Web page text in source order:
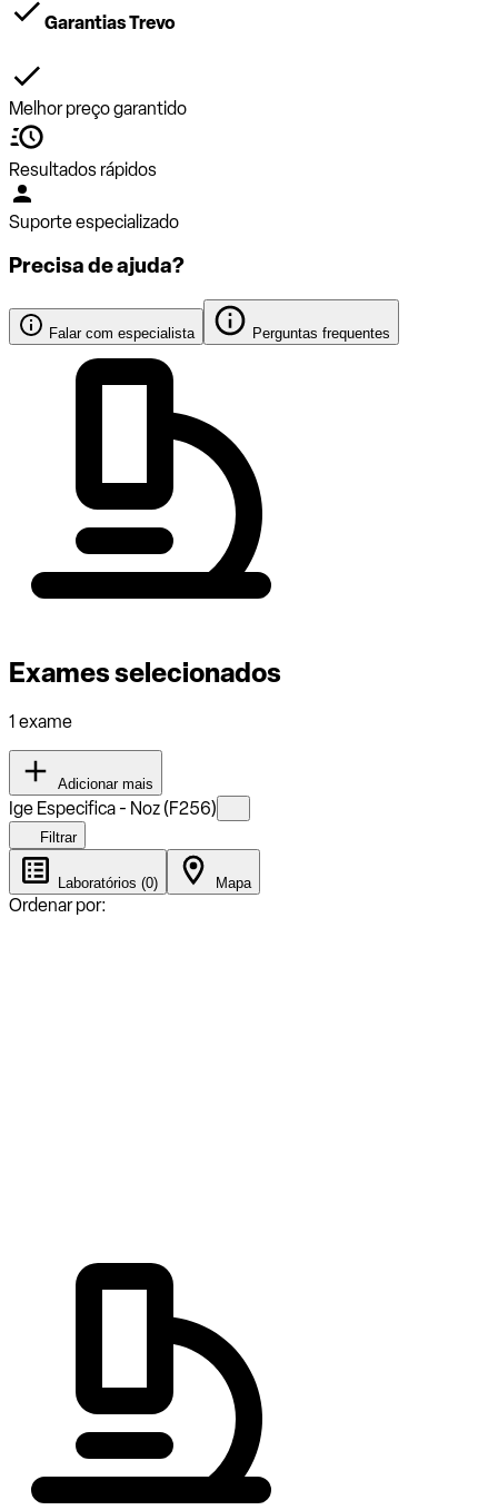
Garantias Trevo
Melhor preço garantido
Resultados rápidos
Suporte especializado
Precisa de ajuda?
Falar com especialista Perguntas frequentes
Exames selecionados
1 exame
Adicionar mais
Ige Especifica - Noz (F256)
Filtrar
Laboratórios (0) Mapa
Ordenar por: